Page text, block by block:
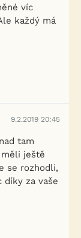
víc
každý má
9.2.2019 20:45
tam
ještě
se rozhodli,
díky za vaše